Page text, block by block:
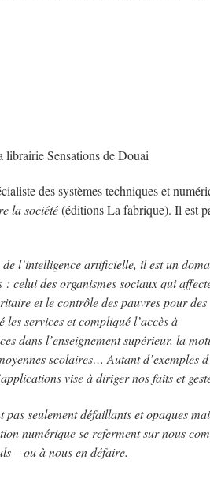
librairie Sensations de Douai
des systèmes techniques et
la société(éditions La fabrique). Il est
l’intelligence artificielle, il est un
celui des organismes sociaux qui
et le contrôle des pauvres pour des
services et compliqué l’accès à
dans l’enseignement supérieur, la
scolaires… Autant d’exemples
vise à diriger nos faits et
seulement défaillants et opaques
numérique se referment sur nous
– ou à nous en défaire.